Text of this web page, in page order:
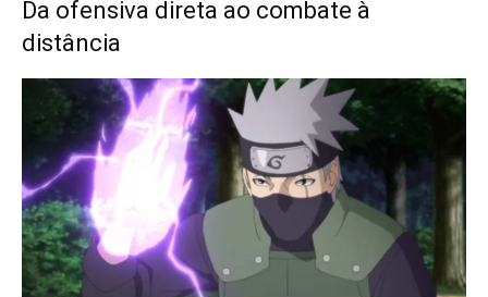
Da ofensiva direta ao combate à
distância